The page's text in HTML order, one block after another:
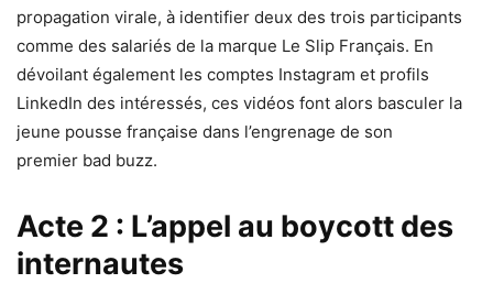
propagation virale, à identifier deux des trois participants
comme des salariés de la marque Le Slip Français. En
dévoilant également les comptes Instagram et profils
LinkedIn des intéressés, ces vidéos font alors basculer la
jeune pousse française dans l’engrenage de son
premier bad buzz.
Acte 2 : L’appel au boycott des
internautes